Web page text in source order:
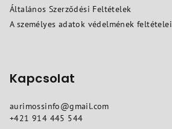
Általános Szerződési Feltételek
A személyes adatok védelmének feltételei
Kapcsolat
aurimossinfo@gmail.com
+421 914 445 544